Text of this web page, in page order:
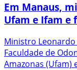
Em Manaus,
Ufam e Ifam e
Ministro
Faculdade de
Amazonas (Ufam)